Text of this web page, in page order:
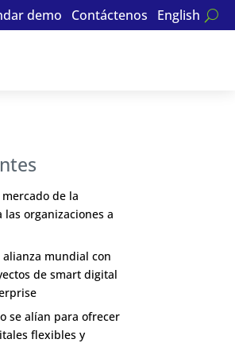
demo Contáctenos English
de la
organizaciones a
mundial con
de smart digital
se alían para ofrecer
flexibles y